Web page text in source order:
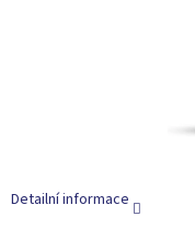
Detailní informace